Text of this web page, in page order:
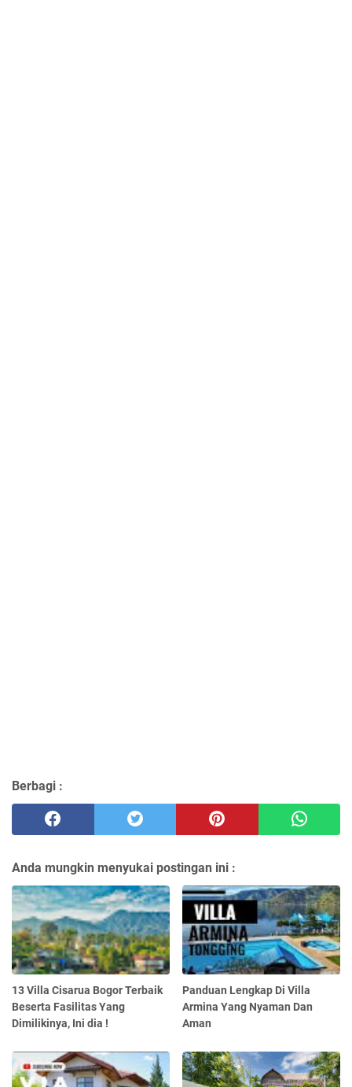
Berbagi :
Anda mungkin menyukai postingan ini :
13 Villa Cisarua Bogor Terbaik
Beserta Fasilitas Yang
Dimilikinya, Ini dia !
Panduan Lengkap Di Villa
Armina Yang Nyaman Dan
Aman